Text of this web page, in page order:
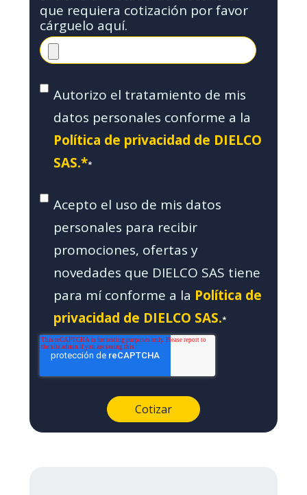
que requiera cotización por favor
cárguelo aquí.
Autorizo el tratamiento de mis
datos personales conforme a la
Política de privacidad de DIELCO
SAS.**
Acepto el uso de mis datos
personales para recibir
promociones, ofertas y
novedades que DIELCO SAS tiene
para mí conforme a la Política de
privacidad de DIELCO SAS.*